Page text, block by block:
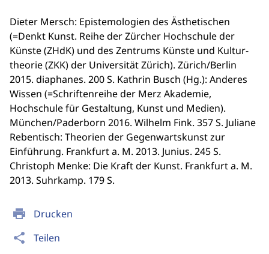
print Drucken
share Teilen
Dieter Mersch: Epistemologien des Ästhetischen
(=Denkt Kunst. Reihe der Zürcher Hochschule der
Künste (ZHdK) und des Zentrums Künste und Kultur-
theorie (ZKK) der Universität Zürich). Zürich/Berlin
2015. diaphanes. 200 S. Kathrin Busch (Hg.): Anderes
Wissen (=Schriftenreihe der Merz Akademie,
Hochschule für Gestaltung, Kunst und Medien).
München/Paderborn 2016. Wilhelm Fink. 357 S. Juliane
Rebentisch: Theorien der Gegenwartskunst zur
Einführung. Frankfurt a. M. 2013. Junius. 245 S.
Christoph Menke: Die Kraft der Kunst. Frankfurt a. M.
2013. Suhrkamp. 179 S.